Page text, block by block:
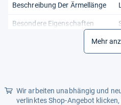
Beschreibung Der Ärmellänge
Besondere Eigenschaften
Empfohlene Verw.bereiche Für
Produkt
Mehr
Wir arbeiten unabhängig und
verlinktes Shop-Angebot